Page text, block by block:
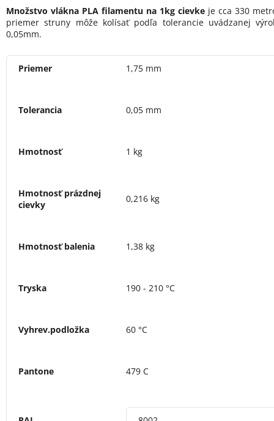
Množstvo vlákna PLA filamentu na 1kg cievke je cca 330
priemer struny môže kolísať podľa tolerancie uvádzanej
0,05mm.
Priemer 1,75 mm
Tolerancia 0,05 mm
Hmotnosť 1 kg
Hmotnosť prázdnej
cievky
0,216 kg
Hmotnosť balenia 1,38 kg
Tryska 190 - 210 °C
Vyhrev.podložka 60 °C
Pantone 479 C